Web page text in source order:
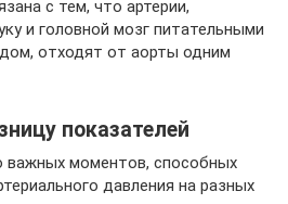
с тем, что артерии,
и головной мозг питательными
отходят от аорты одним
показателей
важных моментов, способных
давления на разных